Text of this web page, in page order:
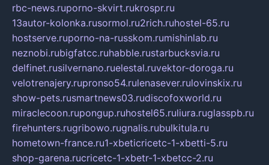
rbc-news.ruporno-skvirt.rukrospr.ru
13autor-kolonka.rusormol.ru2rich.ruhostel-65.ru
hostserve.ruporno-na-russkom.rumishinlab.ru
neznobi.rubigfatcc.ruhabble.rustarbucksvia.ru
delfinet.rusilvernano.ruelestal.ruvektor-doroga.ru
velotrenajery.rupronso54.rulenasever.rulovinskix.ru
show-pets.rusmartnews03.rudiscofoxworld.ru
miraclecoon.rupongup.ruhostel65.ruliura.ruglasspb.ru
firehunters.rugribowo.rugnalis.rubulkitula.ru
hometown-france.ru1-xbeticricetc-1-xbetti-5.ru
shop-garena.rucricetc-1-xbetr-1-xbetcc-2.ru